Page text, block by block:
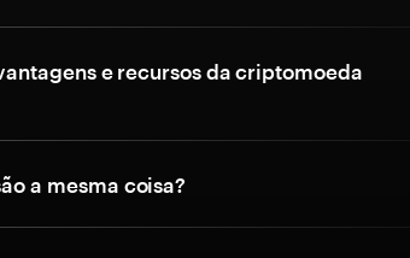
e recursos da criptomoeda
a mesma coisa?